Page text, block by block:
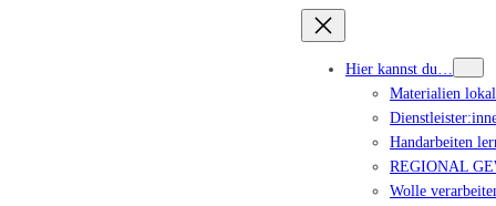
Hier kannst du…
Materialien
Handarbeiten
REGIONAL
Wolle